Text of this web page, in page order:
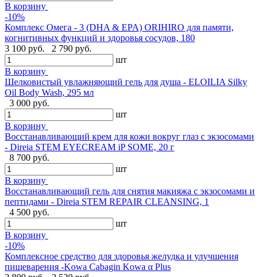
В корзину
-10%
Комплекс Омега - 3 (DHA & EPA) ORIHIRO для памяти,
когнитивных функций и здоровья сосудов, 180
3 100 руб.
2 790 руб.
шт
В корзину
Шелковистый увлажняющий гель для душа - ELOILIA Silky
Oil Body Wash, 295 мл
3 000 руб.
шт
В корзину
Восстанавливающий крем для кожи вокруг глаз с экзосомами
- Direia STEM EYECREAM iP SOME, 20 г
8 700 руб.
шт
В корзину
Восстанавливающий гель для снятия макияжа с экзосомами и
пептидами - Direia STEM REPAIR CLEANSING, 1
4 500 руб.
шт
В корзину
-10%
Комплексное средство для здоровья желудка и улучшения
пищеварения -Kowa Cabagin Kowa α Plus